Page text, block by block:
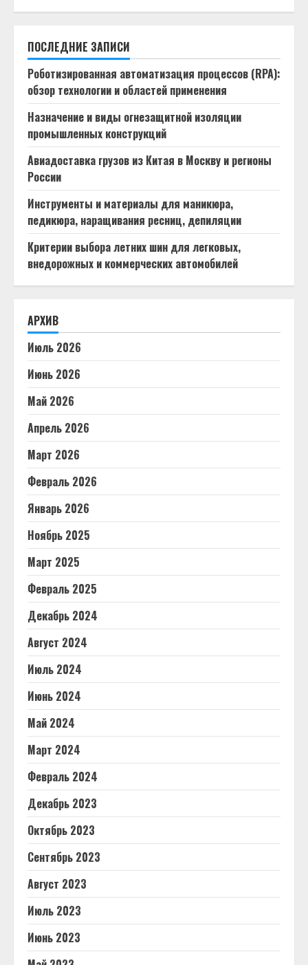
ПОСЛЕДНИЕ ЗАПИСИ
Роботизированная автоматизация процессов (RPA):
обзор технологии и областей применения
Назначение и виды огнезащитной изоляции
промышленных конструкций
Авиадоставка грузов из Китая в Москву и регионы
России
Инструменты и материалы для маникюра,
педикюра, наращивания ресниц, депиляции
Критерии выбора летних шин для легковых,
внедорожных и коммерческих автомобилей
АРХИВ
Июль 2026
Июнь 2026
Май 2026
Апрель 2026
Март 2026
Февраль 2026
Январь 2026
Ноябрь 2025
Март 2025
Февраль 2025
Декабрь 2024
Август 2024
Июль 2024
Июнь 2024
Май 2024
Март 2024
Февраль 2024
Декабрь 2023
Октябрь 2023
Сентябрь 2023
Август 2023
Июль 2023
Июнь 2023